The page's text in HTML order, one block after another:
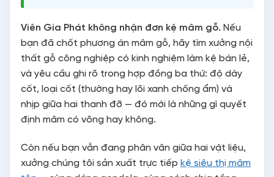
Viên Gia Phát không nhận đơn kệ mâm gỗ. Nếu
bạn đã chốt phương án mâm gỗ, hãy tìm xưởng nội
thất gỗ công nghiệp có kinh nghiệm làm kệ bán lẻ,
và yêu cầu ghi rõ trong hợp đồng ba thứ: độ dày
cốt, loại cốt (thường hay lõi xanh chống ẩm) và
nhịp giữa hai thanh đỡ — đó mới là những gì quyết
định mâm có võng hay không.
Còn nếu bạn vẫn đang phân vân giữa hai vật liệu,
xưởng chúng tôi sản xuất trực tiếp kệ siêu thị mâm